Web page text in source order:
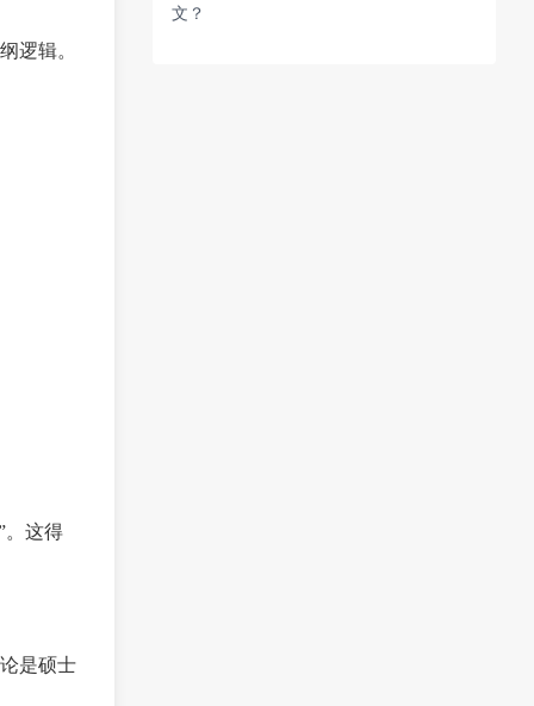
逻辑。
。这得
是硕士
文？